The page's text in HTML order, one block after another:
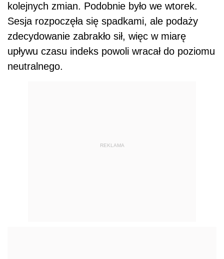
kolejnych zmian. Podobnie było we wtorek.
Sesja rozpoczęła się spadkami, ale podaży
zdecydowanie zabrakło sił, więc w miarę
upływu czasu indeks powoli wracał do poziomu
neutralnego.
REKLAMA